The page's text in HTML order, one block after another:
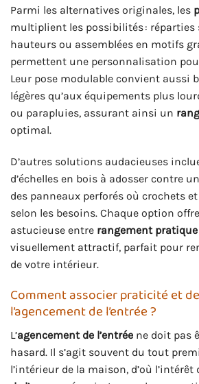
Parmi les alternatives originales, les
multiplient les possibilités : réparties
hauteurs ou assemblées en motifs
permettent une personnalisation
Leur pose modulable convient aussi
légères qu’aux équipements plus
ou parapluies, assurant ainsi un
optimal.
D’autres solutions audacieuses
d’échelles en bois à adosser contre
des panneaux perforés où crochets
selon les besoins. Chaque option
astucieuse entre rangement pratique
visuellement attractif, parfait pour
de votre intérieur.
Comment associer praticité et
l’agencement de l’entrée ?
L’agencement de l’entrée ne doit pas
hasard. Il s’agit souvent du tout
l’intérieur de la maison, d’où l’intérêt